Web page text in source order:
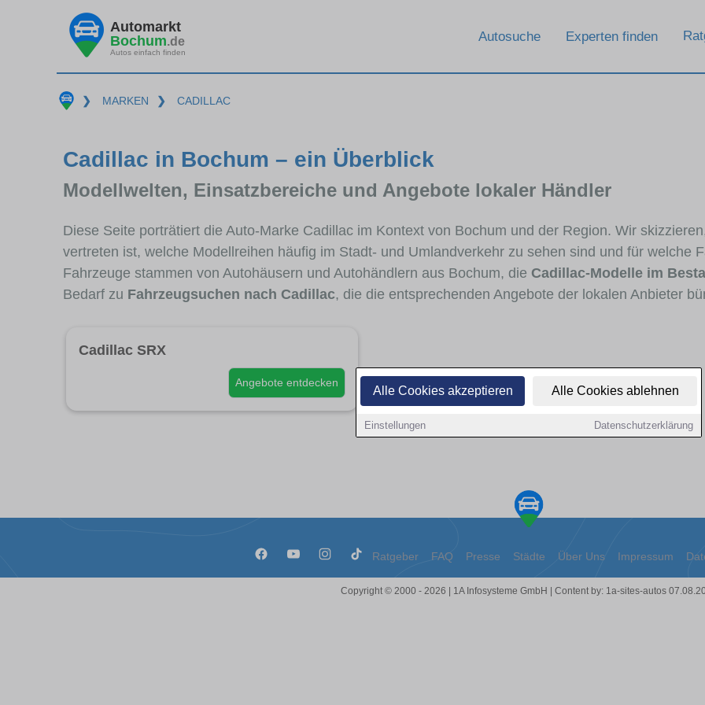
Alle Cookies akzeptieren Alle Cookies ablehnen
Einstellungen Datenschutzerklärung
Automarkt
Bochum.de
Autos einfach finden
Autosuche Experten finden
❯ MARKEN ❯ CADILLAC
Cadillac in Bochum – ein Überblick
Modellwelten, Einsatzbereiche und Angebote lokaler Händler
Diese Seite porträtiert die Auto-Marke Cadillac im Kontext von Bochum und der Region. Wir
vertreten ist, welche Modellreihen häufig im Stadt- und Umlandverkehr zu sehen sind und für welche
Fahrzeuge stammen von Autohäusern und Autohändlern aus Bochum, die Cadillac-Modelle im
Bedarf zu Fahrzeugsuchen nach Cadillac, die die entsprechenden Angebote der lokalen Anbieter
Cadillac SRX
Angebote entdecken
Ratgeber FAQ Presse Städte Über Uns Impressum
Copyright © 2000 - 2026 | 1A Infosysteme GmbH | Content by: 1a-sites-autos